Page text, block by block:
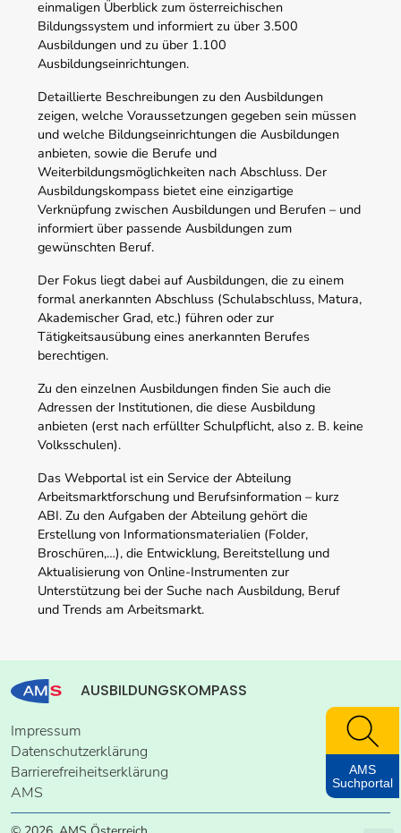
einmaligen Überblick zum österreichischen
Bildungssystem und informiert zu über 3.500
Ausbildungen und zu über 1.100
Ausbildungseinrichtungen.
Detaillierte Beschreibungen zu den Ausbildungen
zeigen, welche Voraussetzungen gegeben sein müssen
und welche Bildungseinrichtungen die Ausbildungen
anbieten, sowie die Berufe und
Weiterbildungsmöglichkeiten nach Abschluss. Der
Ausbildungskompass bietet eine einzigartige
Verknüpfung zwischen Ausbildungen und Berufen – und
informiert über passende Ausbildungen zum
gewünschten Beruf.
Der Fokus liegt dabei auf Ausbildungen, die zu einem
formal anerkannten Abschluss (Schulabschluss, Matura,
Akademischer Grad, etc.) führen oder zur
Tätigkeitsausübung eines anerkannten Berufes
berechtigen.
Zu den einzelnen Ausbildungen finden Sie auch die
Adressen der Institutionen, die diese Ausbildung
anbieten (erst nach erfüllter Schulpflicht, also z. B. keine
Volksschulen).
Das Webportal ist ein Service der Abteilung
Arbeitsmarktforschung und Berufsinformation – kurz
ABI. Zu den Aufgaben der Abteilung gehört die
Erstellung von Informationsmaterialien (Folder,
Broschüren,…), die Entwicklung, Bereitstellung und
Aktualisierung von Online-Instrumenten zur
Unterstützung bei der Suche nach Ausbildung, Beruf
und Trends am Arbeitsmarkt.
AUSBILDUNGSKOMPASS
Impressum
Datenschutzerklärung
Barrierefreiheitserklärung
AMS
AMS
Suchportal